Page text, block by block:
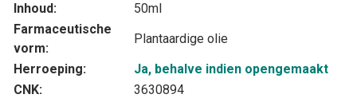
Inhoud:
50ml
Farmaceutische
vorm:
Plantaardige olie
Herroeping:
Ja, behalve indien opengemaakt
CNK:
3630894